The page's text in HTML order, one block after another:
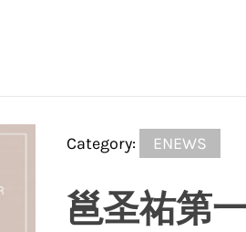
Category: ENEWS
邕圣祐第